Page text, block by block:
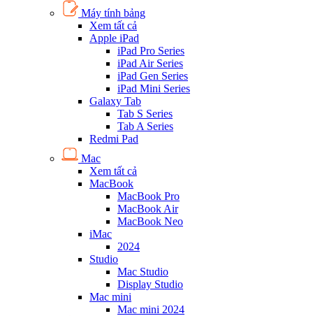
Máy tính bảng
Xem tất cả
Apple iPad
iPad Pro Series
iPad Air Series
iPad Gen Series
iPad Mini Series
Galaxy Tab
Tab S Series
Tab A Series
Redmi Pad
Mac
Xem tất cả
MacBook
MacBook Pro
MacBook Air
MacBook Neo
iMac
2024
Studio
Mac Studio
Display Studio
Mac mini
Mac mini 2024